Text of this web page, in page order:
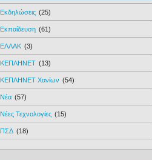
Εκδηλώσεις (25)
Εκπαίδευση (61)
ΕΛΛΑΚ (3)
ΚΕΠΛΗΝΕΤ (13)
ΚΕΠΛΗΝΕΤ Χανίων (54)
Νέα (57)
Νέες Τεχνολογίες (15)
ΠΣΔ (18)